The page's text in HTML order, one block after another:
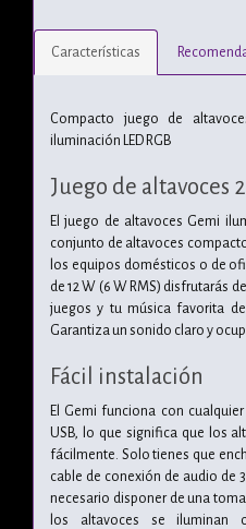
Características
Compacto juego de
iluminación LED RGB
Juego de altavoces
El juego de altavoces Gemi
conjunto de altavoces
los equipos domésticos o de
de 12 W (6 W RMS) disfrutarás
juegos y tu música favorita
Garantiza un sonido claro y
Fácil instalación
El Gemi funciona con
USB, lo que significa que los
fácilmente. Solo tienes que
cable de conexión de audio de
necesario disponer de una
los altavoces se